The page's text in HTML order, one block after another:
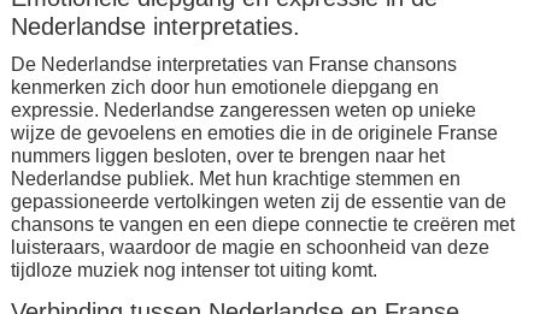
Nederlandse interpretaties.
De Nederlandse interpretaties van Franse chansons
kenmerken zich door hun emotionele diepgang en
expressie. Nederlandse zangeressen weten op unieke
wijze de gevoelens en emoties die in de originele Franse
nummers liggen besloten, over te brengen naar het
Nederlandse publiek. Met hun krachtige stemmen en
gepassioneerde vertolkingen weten zij de essentie van de
chansons te vangen en een diepe connectie te creëren met
luisteraars, waardoor de magie en schoonheid van deze
tijdloze muziek nog intenser tot uiting komt.